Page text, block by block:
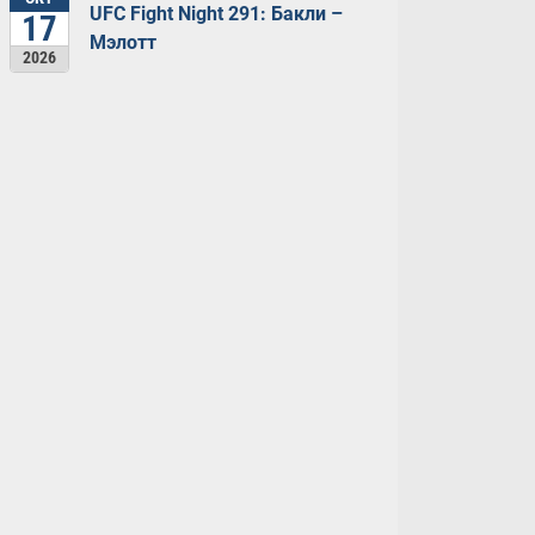
17
2026
UFC Fight Night 291: Бакли –
Мэлотт